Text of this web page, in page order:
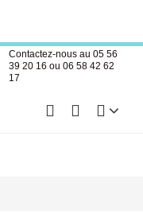
Contactez-nous au 05 56
39 20 16 ou 06 58 42 62
17